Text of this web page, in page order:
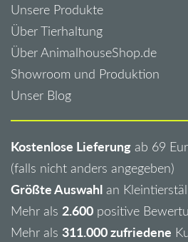
Unsere Produkte
Über Tierhaltung
Über AnimalhouseShop.de
Showroom und Produktion
Unser Blog
Kostenlose Lieferung ab 69
(falls nicht anders angegeben)
Größte Auswahl an
Mehr als 2.600 positive
Mehr als 311.000 zufriedene